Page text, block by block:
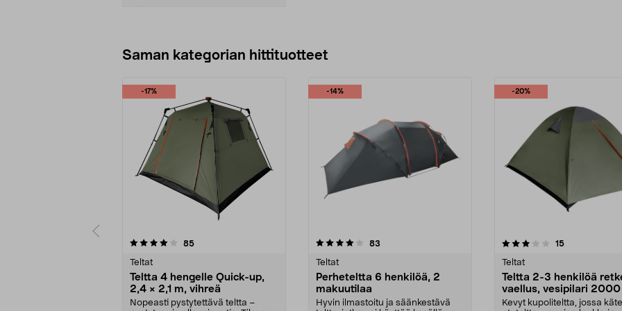
Saman kategorian hittituotteet
-17%
85arvostelut
Teltat
Teltta 4 hengelle Quick-up,
2,4 × 2,1 m, vihreä
Nopeasti pystytettävä teltta –
-14%
4.0 viidestä
83
Teltat
Perheteltta 6 henkilöä, 2
makuutilaa
Hyvin ilmastoitu ja säänkestävä
-20%
3.0 viidestä
15arvostelut
Teltat
Teltta 2-3 henkilöä
vaellus, vesipilari 2000
Kevyt kupoliteltta, jossa
4.0 viidestä